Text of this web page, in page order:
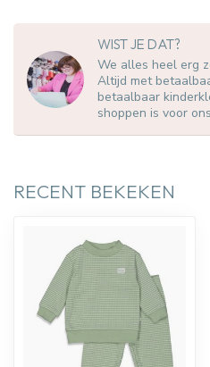
WIST JE DAT?
We alles heel erg
Altijd met
betaalbaar
shoppen is voor
RECENT BEKEKEN